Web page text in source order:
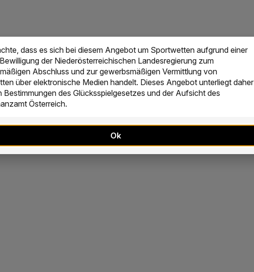
dass es sich bei diesem Angebot um Sportwetten aufgrund einer
der Niederösterreichischen Landesregierung zum
Abschluss und zur gewerbsmäßigen Vermittlung von
über elektronische Medien handelt. Dieses Angebot unterliegt daher
Bestimmungen des Glücksspielgesetzes und der Aufsicht des
Österreich.
Ok